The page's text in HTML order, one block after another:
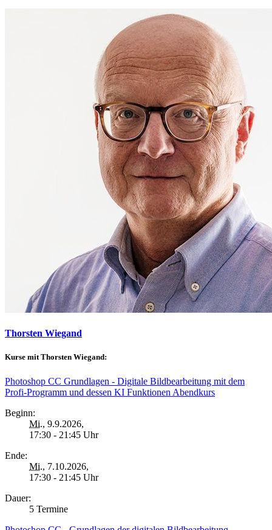
Thorsten Wiegand
Kurse mit Thorsten Wiegand:
Photoshop CC Grundlagen - Digitale Bildbearbeitung mit dem
Profi-Programm und dessen KI Funktionen Abendkurs
Beginn:
Mi., 9.9.2026,
17:30 - 21:45 Uhr
Ende:
Mi., 7.10.2026,
17:30 - 21:45 Uhr
Dauer:
5 Termine